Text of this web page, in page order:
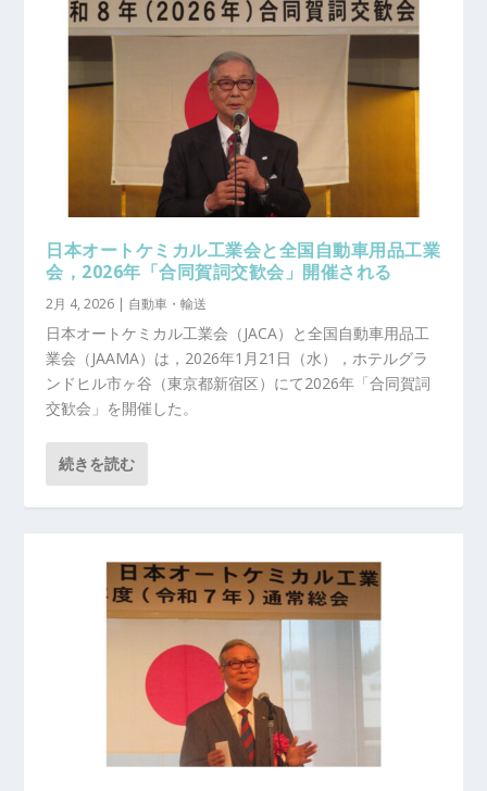
日本オートケミカル工業会と全国自動車用品工業
会，2026年「合同賀詞交歓会」開催される
2月 4, 2026 | 自動車・輸送
日本オートケミカル工業会（JACA）と全国自動車用品工
業会（JAAMA）は，2026年1月21日（水），ホテルグラ
ンドヒル市ヶ谷（東京都新宿区）にて2026年「合同賀詞
交歓会」を開催した。
続きを読む